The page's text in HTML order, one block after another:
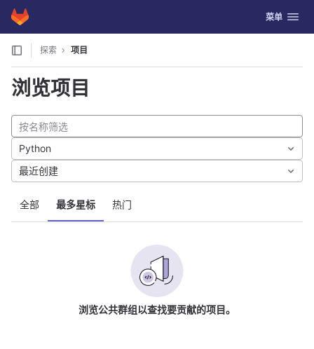
Skip to content
GitLab 切换导航
菜单
探索 项目
浏览项目
全部 最多星标 热门
Python
最近创建
浏览公共群组以查找要贡献的项目。